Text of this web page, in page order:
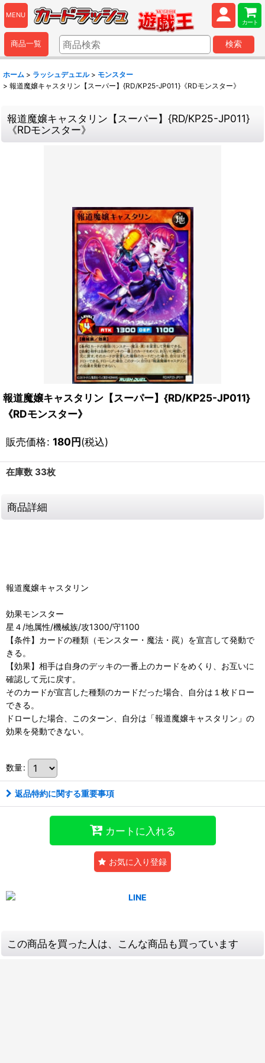
MENU
カート
商品一覧 検索
ホーム > ラッシュデュエル > モンスター
> 報道魔嬢キャスタリン【スーパー】{RD/KP25-JP011}《RDモンスター》
報道魔嬢キャスタリン【スーパー】{RD/KP25-JP011}
《RDモンスター》
報道魔嬢キャスタリン【スーパー】{RD/KP25-JP011}
《RDモンスター》
販売価格: 180円(税込)
在庫数 33枚
商品詳細
報道魔嬢キャスタリン
効果モンスター
星４/地属性/機械族/攻1300/守1100
【条件】カードの種類（モンスター・魔法・罠）を宣言して発動で
きる。
【効果】相手は自身のデッキの一番上のカードをめくり、お互いに
確認して元に戻す。
そのカードが宣言した種類のカードだった場合、自分は１枚ドロー
できる。
ドローした場合、このターン、自分は「報道魔嬢キャスタリン」の
効果を発動できない。
数量:
返品特約に関する重要事項
カートに入れる
お気に入り登録
この商品を買った人は、こんな商品も買っています